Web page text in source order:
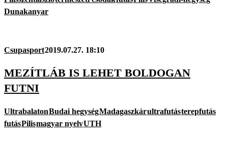
Dunakanyar
Csupasport2019.07.27. 18:10
MEZÍTLÁB IS LEHET BOLDOGAN
FUTNI
UltrabalatonBudai hegységMadagaszkárultrafutásterepfutás
futásPilismagyar nyelvUTH